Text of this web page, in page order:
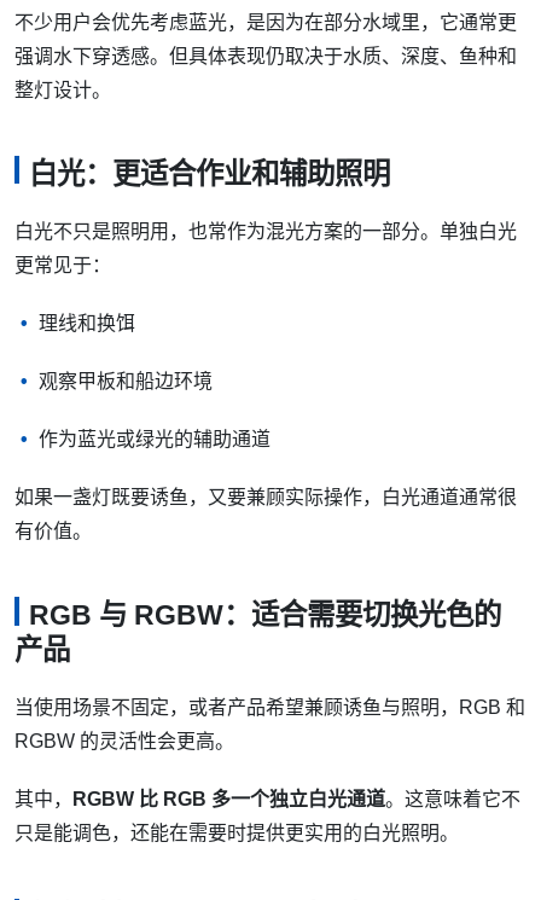
不少用户会优先考虑蓝光，是因为在部分水域里，它通常更
强调水下穿透感。但具体表现仍取决于水质、深度、鱼种和
整灯设计。
白光：更适合作业和辅助照明
白光不只是照明用，也常作为混光方案的一部分。单独白光
更常见于：
理线和换饵
观察甲板和船边环境
作为蓝光或绿光的辅助通道
如果一盏灯既要诱鱼，又要兼顾实际操作，白光通道通常很
有价值。
RGB 与 RGBW：适合需要切换光色的
产品
当使用场景不固定，或者产品希望兼顾诱鱼与照明，RGB 和
RGBW 的灵活性会更高。
其中， RGBW 比 RGB 多一个独立白光通道。这意味着它不
只是能调色，还能在需要时提供更实用的白光照明。